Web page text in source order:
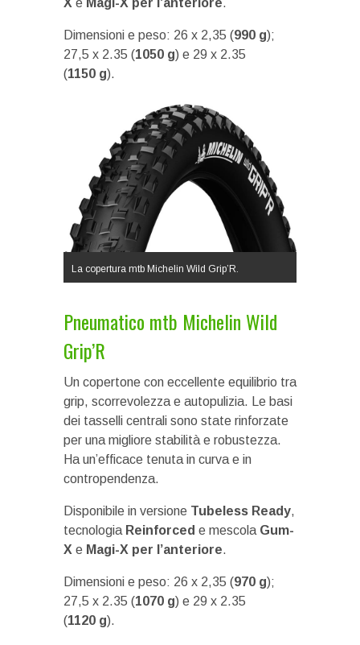
Dimensioni e peso: 26 x 2,35 (990 g);
27,5 x 2.35 (1050 g) e 29 x 2.35
(1150 g).
La copertura mtb Michelin Wild Grip’R.
Pneumatico mtb Michelin Wild
Grip’R
Un copertone con eccellente equilibrio tra
grip, scorrevolezza e autopulizia. Le basi
dei tasselli centrali sono state rinforzate
per una migliore stabilità e robustezza.
Ha un’efficace tenuta in curva e in
contropendenza.
Disponibile in versione Tubeless Ready,
tecnologia Reinforced e mescola Gum-
X e Magi-X per l’anteriore.
Dimensioni e peso: 26 x 2,35 (970 g);
27,5 x 2.35 (1070 g) e 29 x 2.35
(1120 g).